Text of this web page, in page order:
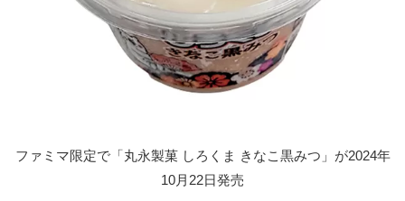
ファミマ限定で「丸永製菓 しろくま きなこ黒みつ」が2024年
10月22日発売